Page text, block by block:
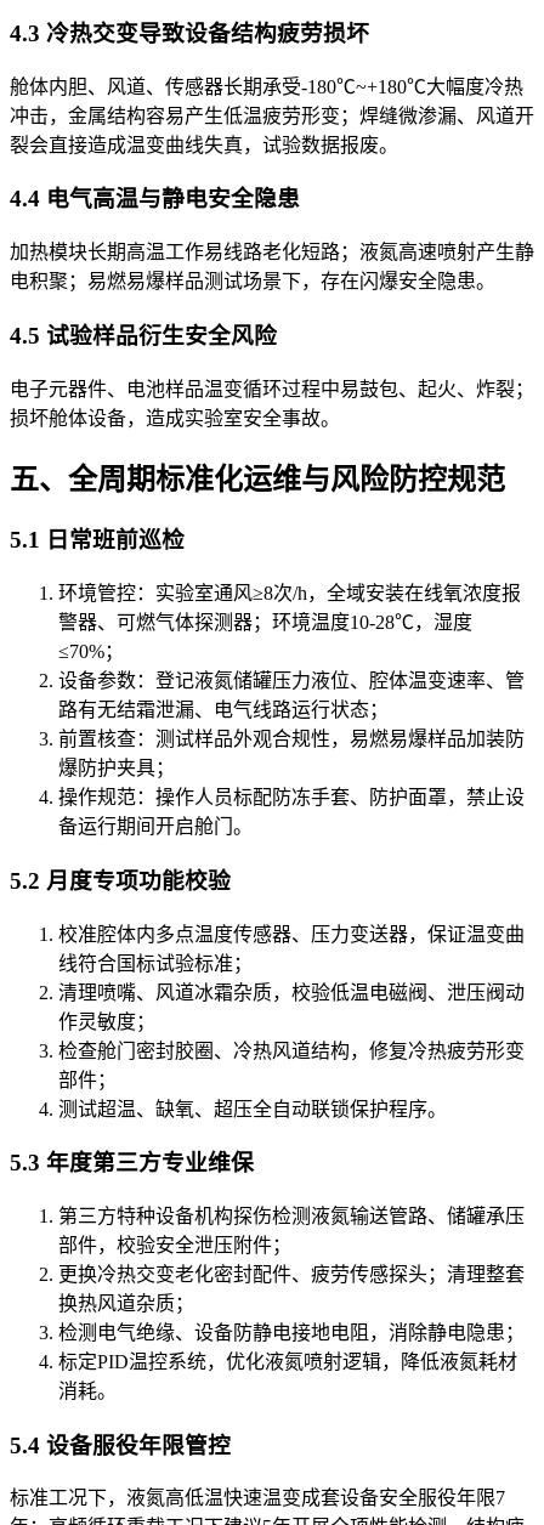
4.3 冷热交变导致设备结构疲劳损坏
舱体内胆、风道、传感器长期承受-180℃~+180℃大幅度冷热
冲击，金属结构容易产生低温疲劳形变；焊缝微渗漏、风道开
裂会直接造成温变曲线失真，试验数据报废。
4.4 电气高温与静电安全隐患
加热模块长期高温工作易线路老化短路；液氮高速喷射产生静
电积聚；易燃易爆样品测试场景下，存在闪爆安全隐患。
4.5 试验样品衍生安全风险
电子元器件、电池样品温变循环过程中易鼓包、起火、炸裂；
损坏舱体设备，造成实验室安全事故。
五、全周期标准化运维与风险防控规范
5.1 日常班前巡检
环境管控：实验室通风≥8次/h，全域安装在线氧浓度报
警器、可燃气体探测器；环境温度10-28℃，湿度
≤70%；
设备参数：登记液氮储罐压力液位、腔体温变速率、管
路有无结霜泄漏、电气线路运行状态；
前置核查：测试样品外观合规性，易燃易爆样品加装防
爆防护夹具；
操作规范：操作人员标配防冻手套、防护面罩，禁止设
备运行期间开启舱门。
5.2 月度专项功能校验
校准腔体内多点温度传感器、压力变送器，保证温变曲
线符合国标试验标准；
清理喷嘴、风道冰霜杂质，校验低温电磁阀、泄压阀动
作灵敏度；
检查舱门密封胶圈、冷热风道结构，修复冷热疲劳形变
部件；
测试超温、缺氧、超压全自动联锁保护程序。
5.3 年度第三方专业维保
第三方特种设备机构探伤检测液氮输送管路、储罐承压
部件，校验安全泄压附件；
更换冷热交变老化密封配件、疲劳传感探头；清理整套
换热风道杂质；
检测电气绝缘、设备防静电接地电阻，消除静电隐患；
标定PID温控系统，优化液氮喷射逻辑，降低液氮耗材
消耗。
5.4 设备服役年限管控
标准工况下，液氮高低温快速温变成套设备安全服役年限7